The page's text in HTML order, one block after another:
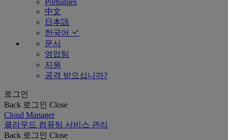
Português
中文
日本語
한국어
문서
영업팀
지원
공격 받으십니까?
로그인
Back 로그인 Close
Cloud Manager
클라우드 컴퓨팅 서비스 관리
Back 로그인 Close